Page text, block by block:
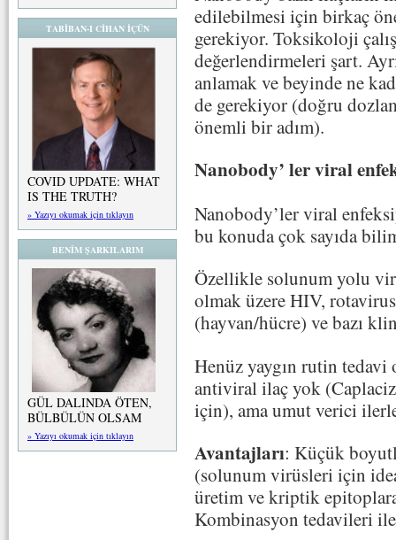
TABİBAN-I CİHAN İÇÜN
COVID UPDATE: WHAT
IS THE TRUTH?
» Yazıyı okumak için tıklayın
BENİM ŞARKILARIM
GÜL DALINDA ÖTEN,
BÜLBÜLÜN OLSAM
» Yazıyı okumak için tıklayın
edilebilmesi için birkaç
gerekiyor. Toksikoloji
değerlendirmeleri şart.
anlamak ve beyinde ne
de gerekiyor (doğru
önemli bir adım).
Nanobody’ ler viral
Nanobody’ler viral
bu konuda çok sayıda
Özellikle solunum yolu
olmak üzere HIV,
(hayvan/hücre) ve bazı
Henüz yaygın rutin
antiviral ilaç yok
için), ama umut verici
Avantajları: Küçük
(solunum virüsleri için
üretim ve kriptik
Kombinasyon tedavileri